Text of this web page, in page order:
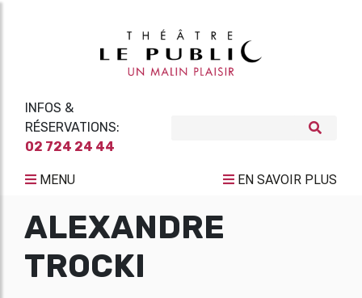
INFOS &
RÉSERVATIONS:
02 724 24 44
MENU EN SAVOIR PLUS
ALEXANDRE
TROCKI